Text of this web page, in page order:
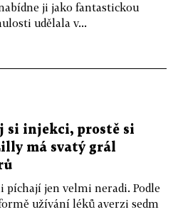
ji jako fantastickou
udělala v...
si injekci, prostě si
má svatý grál
píchají jen velmi neradi. Podle
užívání léků averzi sedm